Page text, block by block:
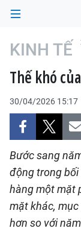
TRANG CHỦ
THỜI SỰ
CHÍNH TRỊ
XÃ HỘI
KINH TẾ
ĐÔ THỊ
KINH TẾ
Thế khó
30/04/2026 15:17
Bước sang
động trong bối
hàng một mặt
mặt khác,
hơn so với